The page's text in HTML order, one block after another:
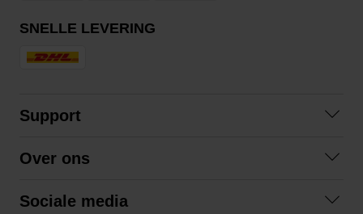
SNELLE LEVERING
Support
Algemene voorwaarden
Over ons
Sociale media